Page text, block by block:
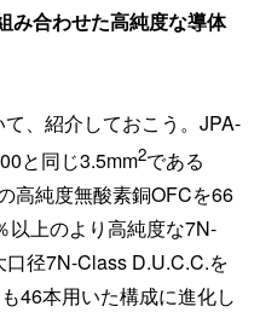
み合わせた高純度な導体
、紹介しておこう。JPA-
と同じ3.5mm2である
高純度無酸素銅OFCを66
以上のより高純度な7N-
径7N-Class D.U.C.C.を
46本用いた構成に進化し